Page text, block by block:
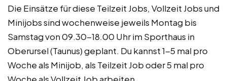
Die Einsätze für diese Teilzeit Jobs, Vollzeit Jobs und
Minijobs sind wochenweise jeweils Montag bis
Samstag von 09.30-18.00 Uhr im Sporthaus in
Oberursel (Taunus) geplant. Du kannst 1-5 mal pro
Woche als Minijob, als Teilzeit Job oder 5 mal pro